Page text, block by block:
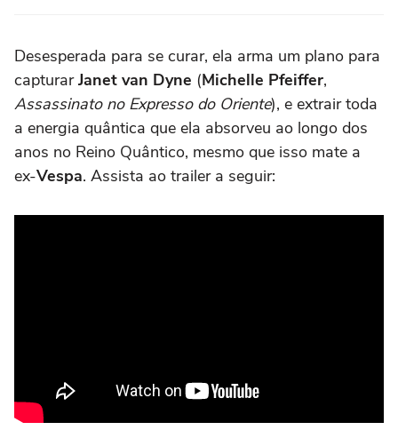
Desesperada para se curar, ela arma um plano para
capturarJanet van Dyne (Michelle Pfeiffer,
Assassinato no Expresso do Oriente), e extrair toda
a energia quântica que ela absorveu ao longo dos
anos no Reino Quântico, mesmo que isso mate a
ex-Vespa. Assista ao trailer a seguir: